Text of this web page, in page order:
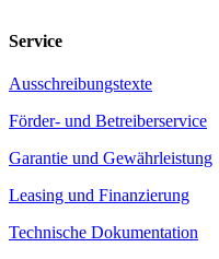
Service
Ausschreibungstexte
Förder- und Betreiberservice
Garantie und Gewährleistung
Leasing und Finanzierung
Technische Dokumentation